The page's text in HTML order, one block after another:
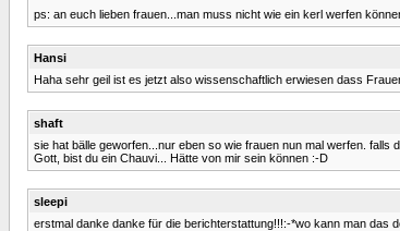
ps: an euch lieben frauen...man muss nicht wie ein kerl werfen
Hansi
Haha sehr geil ist es jetzt also wissenschaftlich erwiesen dass
shaft
sie hat bälle geworfen...nur eben so wie frauen nun mal werfen. falls
Gott, bist du ein Chauvi... Hätte von mir sein können :-D
sleepi
erstmal danke danke für die berichterstattung!!!:-*wo kann man das